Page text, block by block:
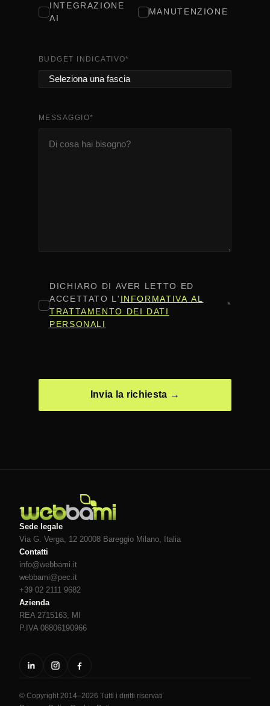
INTEGRAZIONE
AI
MANUTENZIONE
BUDGET INDICATIVO*
MESSAGGIO*
CONSENSO*
DICHIARO DI AVER LETTO ED
ACCETTATO L' INFORMATIVA AL
TRATTAMENTO DEI DATI
PERSONALI
*
Sede legale
Via G. Verga, 12 20008 Bareggio Milano, Italia
Contatti
info@webbami.it
webbami@pec.it
+39 02 2111 9682
Azienda
REA 2715163, MI
P.IVA 08806190966
© Copyright 2014–2026 Tutti i diritti riservati